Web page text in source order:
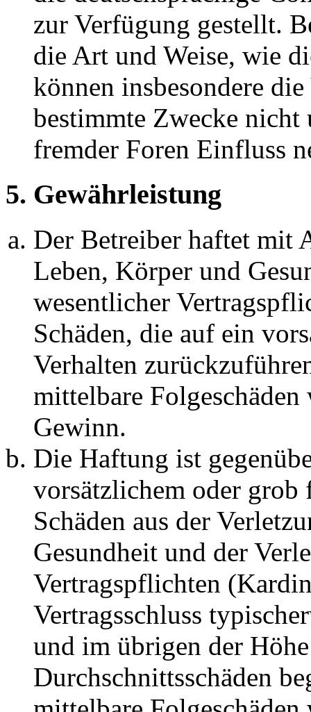
zur Verfügung gestellt.
die Art und Weise, wie
können insbesondere
bestimmte Zwecke nicht
fremder Foren Einfluss
5. Gewährleistung
Der Betreiber haftet mit
Leben, Körper und
wesentlicher
Schäden, die auf ein
Verhalten
mittelbare Folgeschäden
Gewinn.
Die Haftung ist
vorsätzlichem oder grob
Schäden aus der
Gesundheit und der
Vertragspflichten
Vertragsschluss
und im übrigen der
Durchschnittsschäden